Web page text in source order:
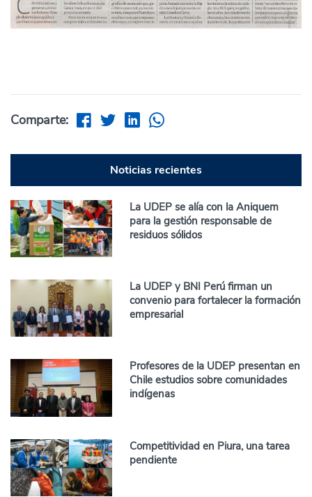
Comparte:
Noticias recientes
La UDEP se alía con la Aniquem
para la gestión responsable de
residuos sólidos
La UDEP y BNI Perú firman un
convenio para fortalecer la formación
empresarial
Profesores de la UDEP presentan en
Chile estudios sobre comunidades
indígenas
Competitividad en Piura, una tarea
pendiente